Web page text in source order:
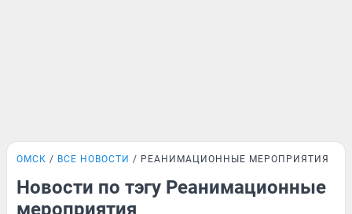
ОМСК ВСЕ НОВОСТИ РЕАНИМАЦИОННЫЕ МЕРОПРИЯТИЯ
Новости по тэгу Реанимационные
мероприятия